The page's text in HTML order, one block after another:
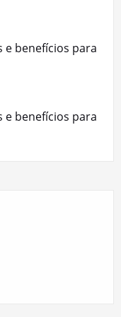
e benefícios para
e benefícios para